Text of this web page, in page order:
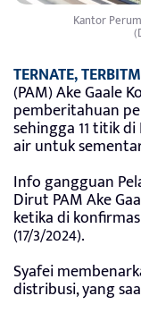
Kantor
TERNATE,
(PAM) Ake Gaale
pemberitahuan
sehingga 11 titik
air untuk
Info gangguan
Dirut PAM Ake
ketika di
(17/3/2024).
Syafei
distribusi, yang